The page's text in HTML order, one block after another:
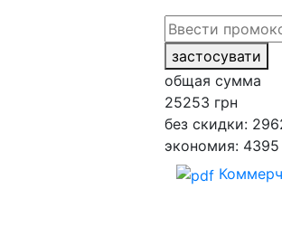
застосувати
общая сумма
25253 грн
без скидки:
экономия: 4395